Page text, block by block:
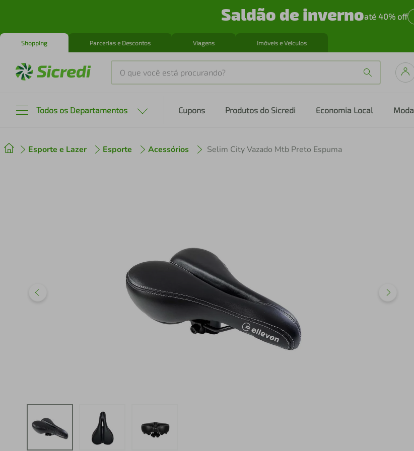
Saldão de invernoaté 40% off
Shopping Parcerias e Descontos Viagens Imóveis e Veículos
O que você está procurando?
Todos os Departamentos Cupons Produtos do Sicredi Economia Local Moda
Esporte e Lazer Esporte Acessórios Selim City Vazado Mtb Preto Espuma
2 º cafeteira